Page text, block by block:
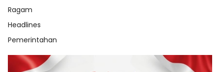
Ragam
Headlines
Pemerintahan